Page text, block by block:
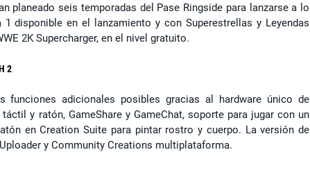
planeado seis temporadas del Pase Ringside para lanzarse a lo
disponible en el lanzamiento y con Superestrellas y Leyendas
2K Supercharger, en el nivel gratuito.
2
funciones adicionales posibles gracias al hardware único de
y ratón, GameShare y GameChat, soporte para jugar con un
en Creation Suite para pintar rostro y cuerpo. La versión de
y Community Creations multiplataforma.